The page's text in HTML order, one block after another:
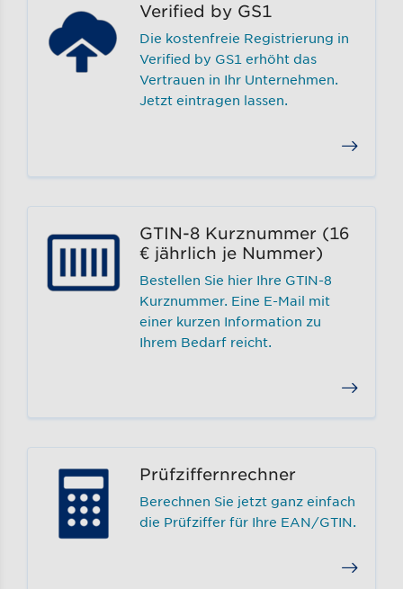
Verified by GS1
Die kostenfreie Registrierung in
Verified by GS1 erhöht das
Vertrauen in Ihr Unternehmen.
Jetzt eintragen lassen.
GTIN-8 Kurznummer (16
€ jährlich je Nummer)
Bestellen Sie hier Ihre GTIN-8
Kurznummer. Eine E-Mail mit
einer kurzen Information zu
Ihrem Bedarf reicht.
Prüfziffernrechner
Berechnen Sie jetzt ganz einfach
die Prüfziffer für Ihre EAN/GTIN.